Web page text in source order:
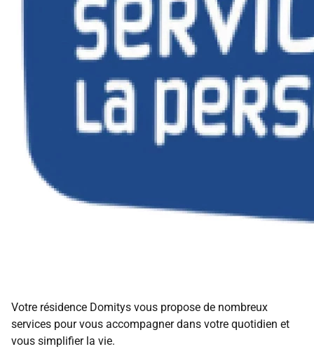
Votre résidence Domitys vous propose de nombreux
services pour vous accompagner dans votre quotidien et
vous simplifier la vie.